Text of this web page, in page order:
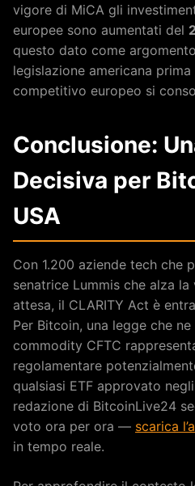
vigore di MiCA gli
europee sono aumentati del
questo dato come
legislazione americana
competitivo europeo si
Conclusione:
Decisiva per
USA
Con 1.200 aziende tech che
senatrice Lummis che alza
attesa, il CLARITY Act è
Per Bitcoin, una legge che
commodity CFTC
regolamentare
qualsiasi ETF approvato
redazione di BitcoinLive24
voto ora per ora — scarica
in tempo reale.